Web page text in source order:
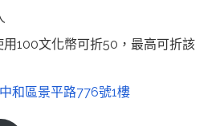
用100文化幣可折50，最高可折該
和區景平路776號1樓